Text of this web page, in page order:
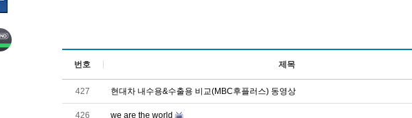
번호 제목
427 현대차 내수용&수출용 비교(MBC후플러스) 동영상
426 we are the world